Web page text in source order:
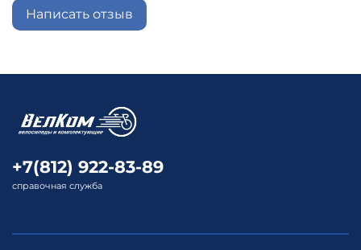
Написать отзыв
+7(812) 922-83-89
справочная служба